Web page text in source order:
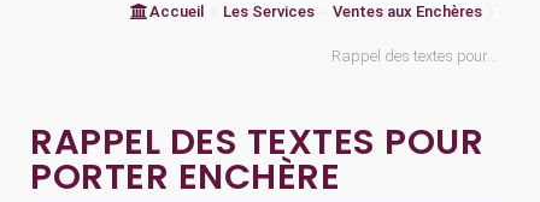
Accueil Les Services Ventes aux Enchères
Rappel des textes pour...
RAPPEL DES TEXTES POUR
PORTER ENCHÈRE